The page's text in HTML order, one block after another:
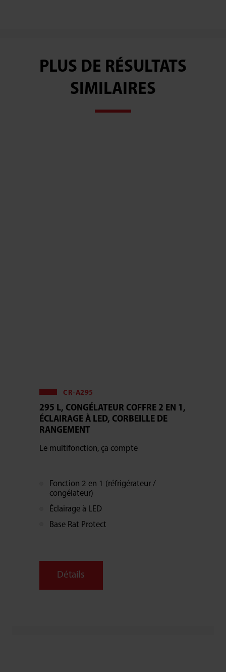
PLUS DE RÉSULTATS
SIMILAIRES
CR-A295
295 L, CONGÉLATEUR COFFRE 2 EN 1,
ÉCLAIRAGE À LED, CORBEILLE DE
RANGEMENT
Le multifonction, ça compte
Fonction 2 en 1 (réfrigérateur /
congélateur)
Éclairage à LED
Base Rat Protect
Détails